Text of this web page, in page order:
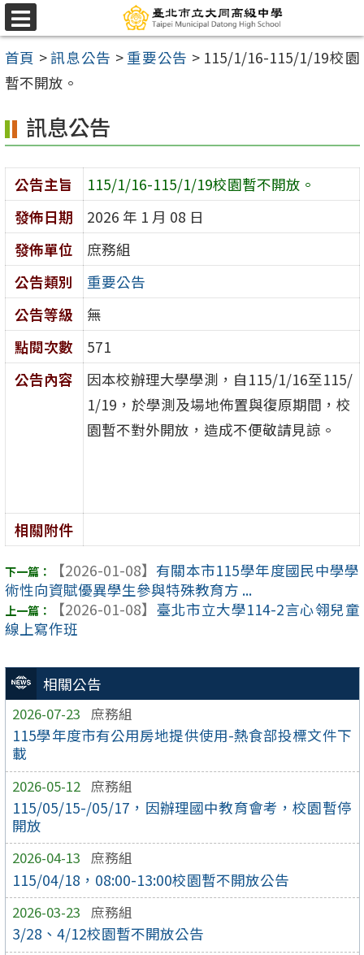
跳
至
主
要
容
區
選
單
首頁 >訊息公告 > 重要公告 > 115/1/16-115/1/19校園
暫不開放。
相關公告
2026-07-23 庶務組
115學年度市有公用房地提供使用-熱食部投標文件下
載
2026-05-12 庶務組
115/05/15-/05/17，因辦理國中教育會考，校園暫停
開放
2026-04-13 庶務組
115/04/18，08:00-13:00校園暫不開放公告
2026-03-23 庶務組
3/28、4/12校園暫不開放公告
訊息公告
公告主旨
115/1/16-115/1/19校園暫不開放。
發佈日期
2026 年 1 月 08 日
發佈單位
庶務組
公告類別
重要公告
公告等級
無
點閱次數
571
公告內容
因本校辦理大學學測，自115/1/16至115/
1/19，於學測及場地佈置與復原期間，校
園暫不對外開放，造成不便敬請見諒。
相關附件
【2026-01-08】 有關本市115學年度國民中學學
術性向資賦優異學生參與特殊教育方 ...
【2026-01-08】 臺北市立大學114-2言心翎兒童
線上寫作班